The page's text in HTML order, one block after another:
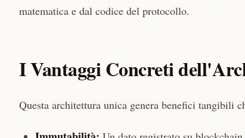
matematica e dal codice del protocollo.
I Vantaggi Concreti
Questa architettura unica genera benefici tangibili